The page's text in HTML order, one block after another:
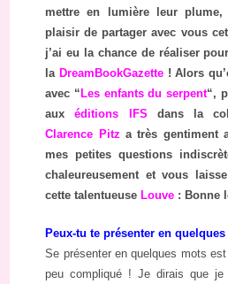
mettre en lumière leur
plaisir de partager avec vous
j’ai eu la chance de réaliser
la DreamBookGazette! Alors
avec “ Les enfants du serpent“,
auxéditions IFS dans la
Clarence Pitz a très gentiment
mes petites questions
chaleureusement et vous
cette talentueuse Louve : Bonne
Peux-tu te présenter en
Se présenter en quelques mots
peu compliqué ! Je dirais que